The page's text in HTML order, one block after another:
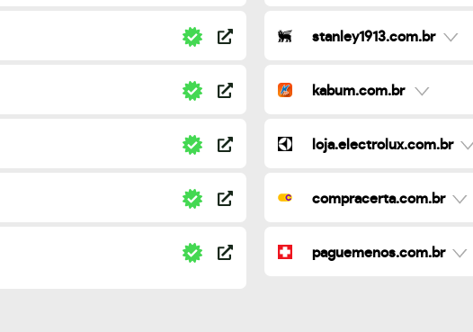
stanley1913.com.br
kabum.com.br
loja.electrolux.com.br
compracerta.com.br
paguemenos.com.br